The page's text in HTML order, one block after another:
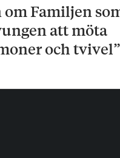
Familjen
att möta
och tvivel”